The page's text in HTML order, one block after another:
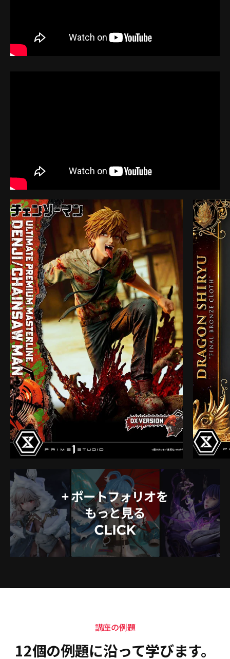
講座の例題
12個の例題に沿って学びます。